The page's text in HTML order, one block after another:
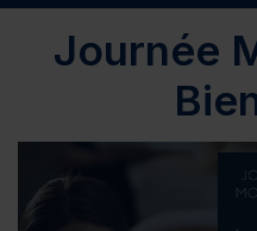
Journée